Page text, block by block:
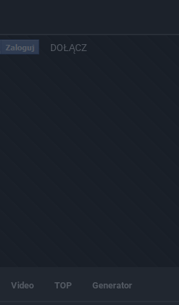
DOŁĄCZ
Video TOP Generator